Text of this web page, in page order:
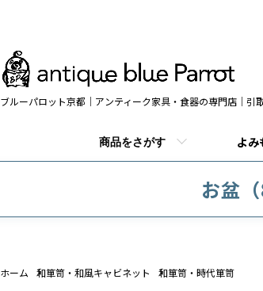
ブルーパロット京都｜アンティーク家具・食器の専門店｜引
商品をさがす よみ
お盆
ホーム 和箪笥・和風キャビネット 和箪笥・時代箪笥